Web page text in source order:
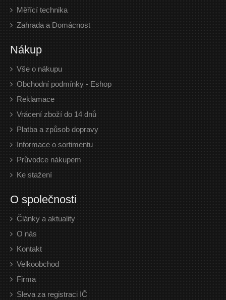
Měřící technika
Zahrada a Domácnost
Nákup
Vše o nákupu
Obchodní podmínky - Eshop
Reklamace
Vrácení zboží do 14 dnů
Platba a způsob dopravy
Informace o sortimentu
Průvodce nákupem
Ke stažení
O společnosti
Články a aktuality
O nás
Kontakt
Velkoobchod
Firma
Sleva za registraci IČ